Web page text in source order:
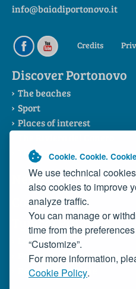
Cookie. Cookie.
We use technical
also cookies to improve
analyze traffic.
You can manage or
time from the
“Customize”.
For more information,
Cookie Policy.
info@baiadiportonovo.it
Credits
Discover Portonovo
The beaches
Sport
Places of interest
The Consortium
News
Contacts
Typical Products
Local dishes
Portonovo Wild Mussels
Rosso Conero Wine